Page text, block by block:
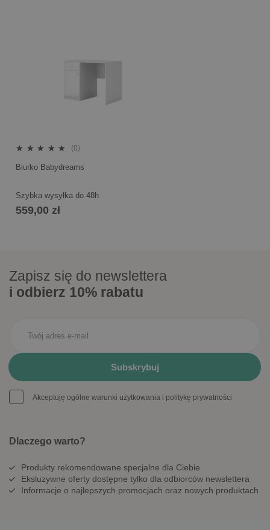
(0)
Biurko Babydreams
Szybka wysyłka do 48h
559,00 zł
Zapisz się do newslettera
i odbierz 10% rabatu
Akceptuję ogólne warunki użytkowania i politykę prywatności
Dlaczego warto?
Produkty rekomendowane specjalne dla Ciebie
Eksluzywne oferty dostępne tylko dla odbiorców newslettera
Informacje o najlepszych promocjach oraz nowych produktach